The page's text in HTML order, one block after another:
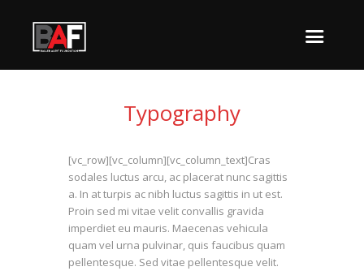
Typography
[vc_row][vc_column][vc_column_text]Cras
sodales luctus arcu, ac placerat nunc sagittis
a. In at turpis ac nibh luctus sagittis in ut est.
Proin sed mi vitae velit convallis gravida
imperdiet eu mauris. Maecenas vehicula
quam vel urna pulvinar, quis faucibus quam
pellentesque. Sed vitae pellentesque velit.